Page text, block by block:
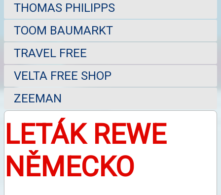
THOMAS PHILIPPS
TOOM BAUMARKT
TRAVEL FREE
VELTA FREE SHOP
ZEEMAN
LETÁK REWE
NĚMECKO